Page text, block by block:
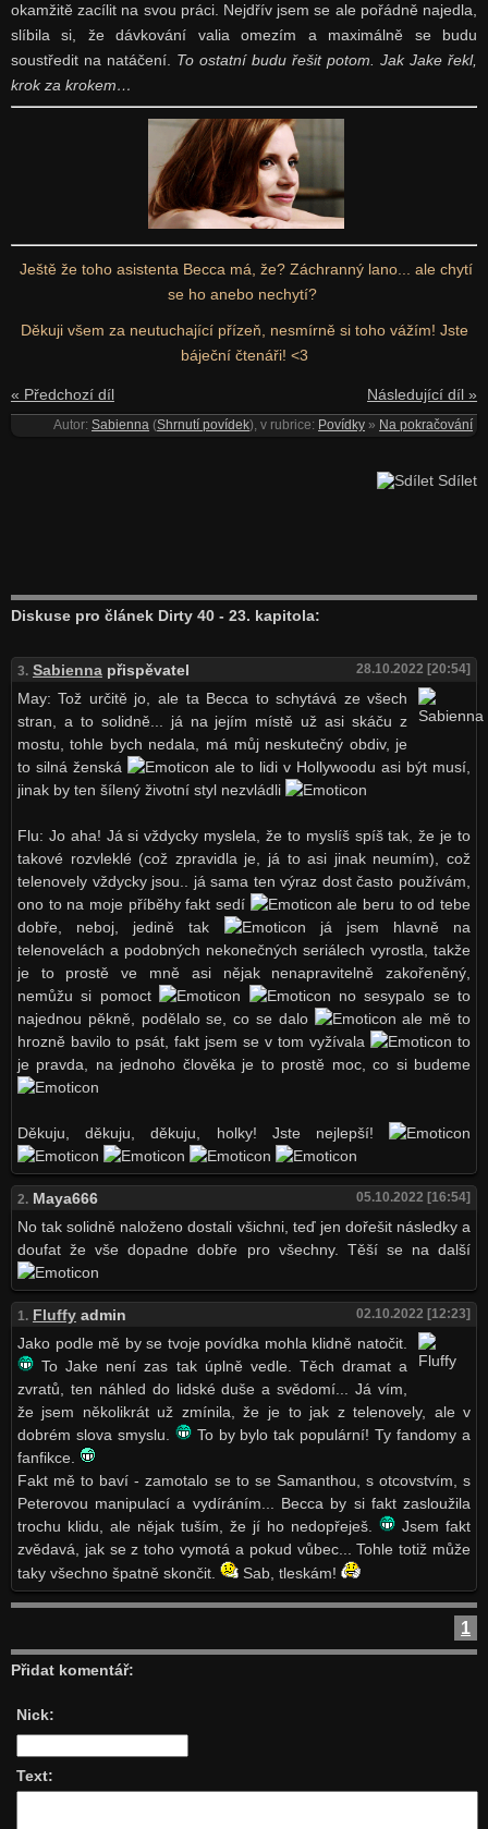
okamžitě zacílit na svou práci. Nejdřív jsem se ale pořádně najedla,
slíbila si, že dávkování valia omezím a maximálně se budu
soustředit na natáčení. To ostatní budu řešit potom. Jak Jake řekl,
krok za krokem…
Ještě že toho asistenta Becca má, že? Záchranný lano... ale chytí
se ho anebo nechytí?
Děkuji všem za neutuchající přízeň, nesmírně si toho vážím! Jste
báječní čtenáři! <3
« Předchozí díl Následující díl »
Autor:Sabienna (Shrnutí povídek), v rubrice: Povídky » Na pokračování
Sdílet
Diskuse pro článek Dirty 40 - 23. kapitola:
3. Sabiennapřispěvatel 28.10.2022 [20:54]
May: Tož určitě jo, ale ta Becca to schytává ze všech
stran, a to solidně... já na jejím místě už asi skáču z
mostu, tohle bych nedala, má můj neskutečný obdiv, je
to silná ženská
ale to lidi v Hollywoodu asi být musí,
jinak by ten šílený životní styl nezvládli
Flu: Jo aha! Já si vždycky myslela, že to myslíš spíš tak, že je to
takové rozvleklé (což zpravidla je, já to asi jinak neumím), což
telenovely vždycky jsou.. já sama ten výraz dost často používám,
ono to na moje příběhy fakt sedí
ale beru to od tebe
dobře, neboj, jedině tak
já jsem hlavně na
telenovelách a podobných nekonečných seriálech vyrostla, takže
je to prostě ve mně asi nějak nenapravitelně zakořeněný,
nemůžu si pomoct
no sesypalo se to
najednou pěkně, podělalo se, co se dalo
ale mě to
hrozně bavilo to psát, fakt jsem se v tom vyžívala
to
je pravda, na jednoho člověka je to prostě moc, co si budeme
Děkuju, děkuju, děkuju, holky! Jste nejlepší!
2.Maya666 05.10.2022 [16:54]
No tak solidně naloženo dostali všichni, teď jen dořešit následky a
doufat že vše dopadne dobře pro všechny. Těší se na další
1. Fluffyadmin 02.10.2022 [12:23]
Jako podle mě by se tvoje povídka mohla klidně natočit.
To Jake není zas tak úplně vedle. Těch dramat a
zvratů, ten náhled do lidské duše a svědomí... Já vím,
že jsem několikrát už zmínila, že je to jak z telenovely, ale v
dobrém slova smyslu.
To by bylo tak populární! Ty fandomy a
fanfikce.
Fakt mě to baví - zamotalo se to se Samanthou, s otcovstvím, s
Peterovou manipulací a vydíráním... Becca by si fakt zasloužila
trochu klidu, ale nějak tuším, že jí ho nedopřeješ.
Jsem fakt
zvědavá, jak se z toho vymotá a pokud vůbec... Tohle totiž může
taky všechno špatně skončit.
Sab, tleskám!
1
Přidat komentář:
Nick:
Text: